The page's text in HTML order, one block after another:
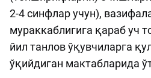
2-4 синфлар учун),
мураккаблигига қараб уч
йил танлов ўқувчиларга
ўқийдиган мактабларида